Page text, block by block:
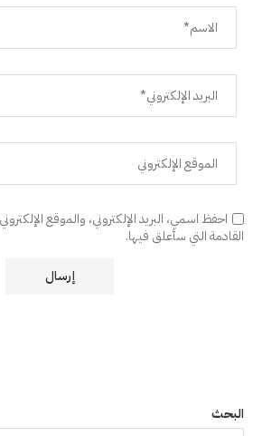
احفظ اسمي، البريد الإلكتروني، والموقع
القادمة التي سأعلق فيها.
البحث